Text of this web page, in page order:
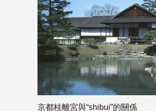
京都桂離宮與“shibui”的關係